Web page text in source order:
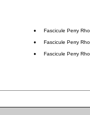
• Fascicule Perry
• Fascicule Perry
• Fascicule Perry